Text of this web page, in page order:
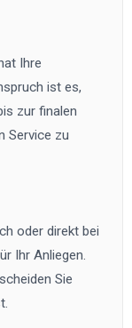
Ihre
ist es,
zur finalen
Service zu
oder direkt bei
Ihr Anliegen.
Sie